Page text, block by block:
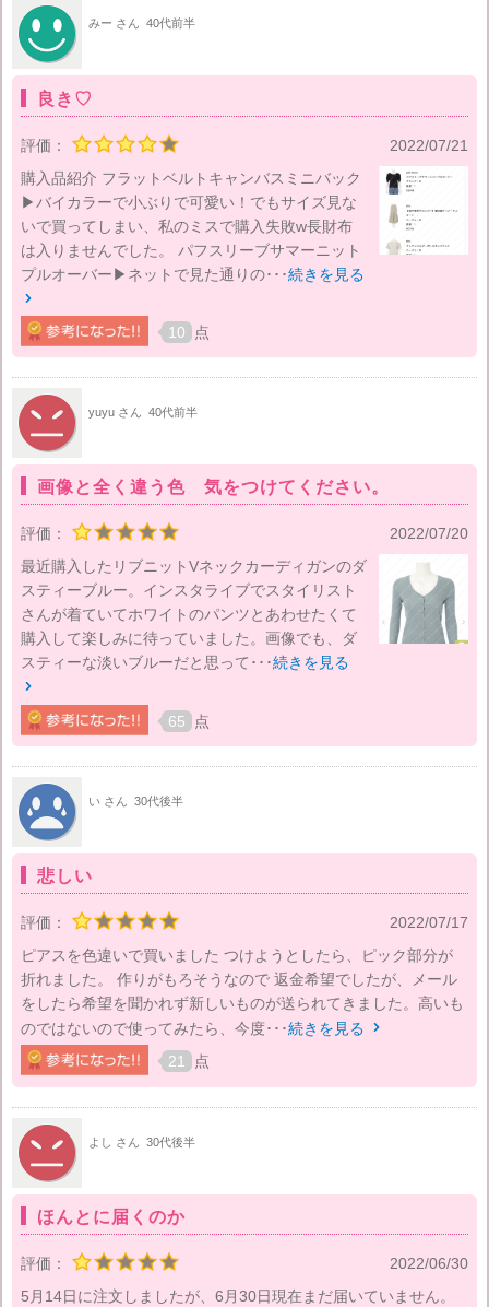
みー さん 40代前半
良き♡
評価：
2022/07/21
購入品紹介 フラットベルトキャンバスミニバック
▶バイカラーで小ぶりで可愛い！でもサイズ見な
いで買ってしまい、私のミスで購入失敗w長財布
は入りませんでした。 パフスリーブサマーニット
プルオーバー▶ネットで見た通りの･･･続きを見る

10 点
yuyu さん 40代前半
画像と全く違う色 気をつけてください。
評価：
2022/07/20
最近購入したリブニットVネックカーディガンのダ
スティーブルー。インスタライブでスタイリスト
さんが着ていてホワイトのパンツとあわせたくて
購入して楽しみに待っていました。画像でも、ダ
スティーな淡いブルーだと思って･･･続きを見る

65 点
い さん 30代後半
悲しい
評価：
2022/07/17
ピアスを色違いで買いました つけようとしたら、ピック部分が
折れました。 作りがもろそうなので 返金希望でしたが、メール
をしたら希望を聞かれず新しいものが送られてきました。高いも
のではないので使ってみたら、今度･･･続きを見る 
21 点
よし さん 30代後半
ほんとに届くのか
評価：
2022/06/30
5月14日に注文しましたが、6月30日現在まだ届いていません。